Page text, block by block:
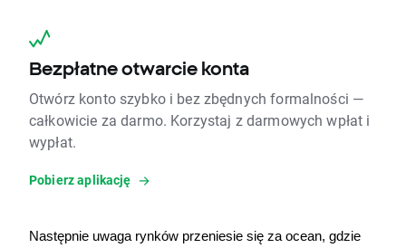
Bezpłatne otwarcie konta
Otwórz konto szybko i bez zbędnych formalności —
całkowicie za darmo. Korzystaj z darmowych wpłat i
wypłat.
Pobierz aplikację
Następnie uwaga rynków przeniesie się za ocean, gdzie